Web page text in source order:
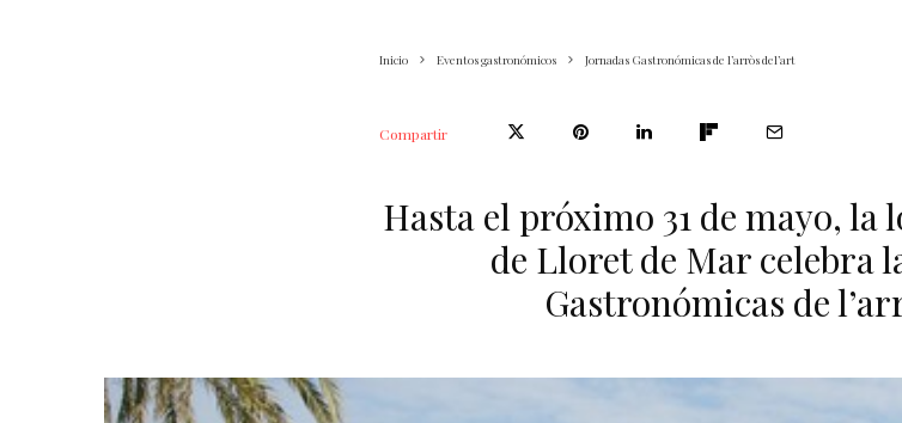
Inicio Eventos gastronómicos Jornadas Gastronómicas de l’arròs del’art
Compartir
Hasta el próximo 31 de mayo, la
de Lloret de Mar celebra
Gastronómicas de